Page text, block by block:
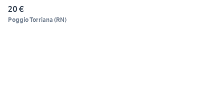
20 €
Poggio Torriana (RN)